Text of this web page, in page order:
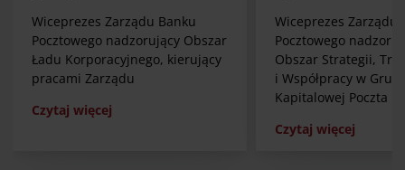
Wiceprezes Zarządu Banku
Pocztowego nadzorujący Obszar
Ładu Korporacyjnego, kierujący
pracami Zarządu
Czytaj więcej
Wiceprezes Zarządu
Pocztowego
Obszar Strategii,
i Współpracy w
Kapitalowej Poczta
Czytaj więcej